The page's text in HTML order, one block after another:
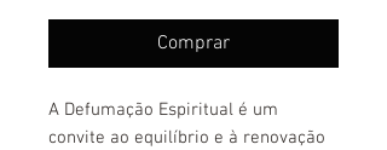
Comprar
A Defumação Espiritual é um
convite ao equilíbrio e à renovação